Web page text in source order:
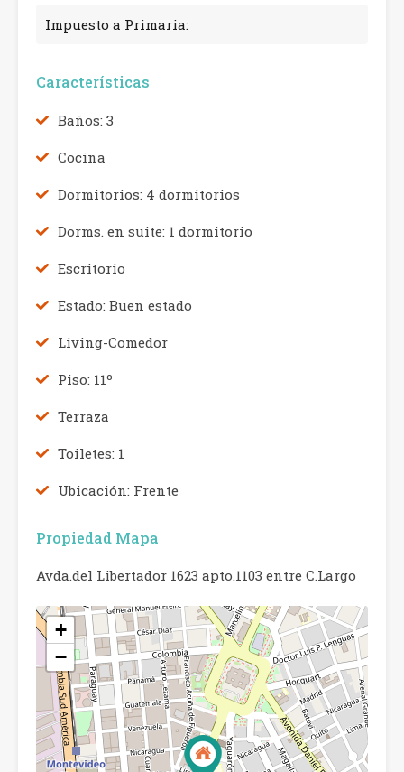
Impuesto a Primaria:
Características
Baños: 3
Cocina
Dormitorios: 4 dormitorios
Dorms. en suite: 1 dormitorio
Escritorio
Estado: Buen estado
Living-Comedor
Piso: 11º
Terraza
Toiletes: 1
Ubicación: Frente
Propiedad Mapa
Avda.del Libertador 1623 apto.1103 entre C.Largo
+
−